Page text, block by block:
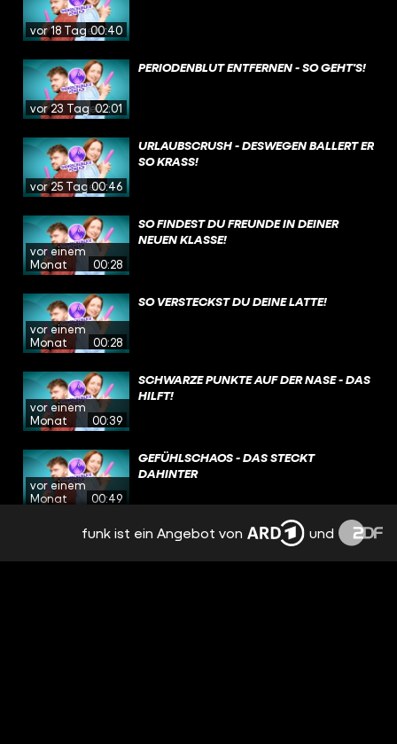
vor 18 Tagen00:40
vor 23 Tagen02:01
PERIODENBLUT ENTFERNEN - SO GEHT'S!
vor 25 Tagen00:46
URLAUBSCRUSH - DESWEGEN BALLERT ER
SO KRASS!
vor einem
Monat
00:28
SO FINDEST DU FREUNDE IN DEINER
NEUEN KLASSE!
vor einem
Monat
00:28
SO VERSTECKST DU DEINE LATTE!
vor einem
Monat
00:39
SCHWARZE PUNKTE AUF DER NASE - DAS
HILFT!
vor einem
Monat
00:49
GEFÜHLSCHAOS - DAS STECKT
DAHINTER
vor einem
VULVARASUR - DIE BESTEN POSEN
funk ist ein Angebot von und